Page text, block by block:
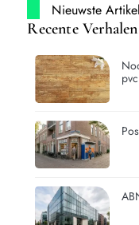
Nieuwste
Recente